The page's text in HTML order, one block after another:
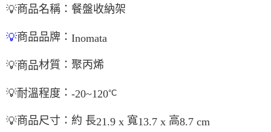
💡商品名稱：餐盤收納架
💡商品品牌： Inomata
💡商品材質：聚丙烯
💡耐溫程度 ： -20~120°C
💡商品尺寸：約 長21.9 x 寬13.7 x 高8.7 cm